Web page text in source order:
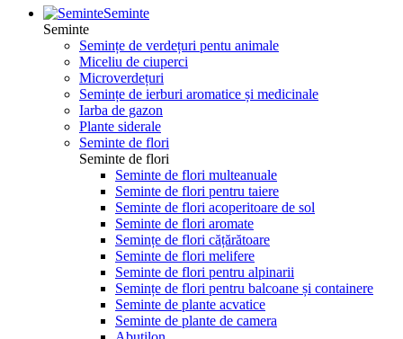
Seminte
Seminte
Semințe de verdețuri pentu animale
Miceliu de ciuperci
Microverdețuri
Semințe de ierburi aromatice și medicinale
Iarba de gazon
Plante siderale
Seminte de flori
Seminte de flori
Seminte de flori multeanuale
Seminte de flori pentru taiere
Seminte de flori acoperitoare de sol
Seminte de flori aromate
Semințe de flori cățărătoare
Seminte de flori melifere
Seminte de flori pentru alpinarii
Semințe de flori pentru balcoane și containere
Seminte de plante acvatice
Seminte de plante de camera